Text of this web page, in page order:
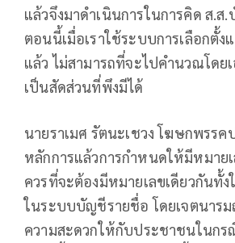
แล้วจึงมาดำเนินการในการคิด ส.
ตอนนี้เมื่อเราใช้ระบบการเลือกตั้ง
แล้ว ไม่สามารถที่จะไปคำนวณโดยเ
เป็นสัดส่วนที่พึงมีได้
นายราเมศ รัตนะเชวง โฆษกพรรค
หลักการแล้วการกำหนดให้มีหมาย
ควรที่จะต้องมีหมายเลขเดียวกันทั้
ในระบบบัญชีรายชื่อ โดยเจตนาร
ความสะดวกให้กับประชาชนในก